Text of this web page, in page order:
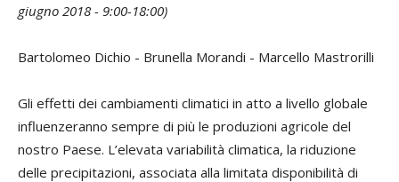
giugno 2018 - 9:00-18:00)
Bartolomeo Dichio - Brunella Morandi - Marcello Mastrorilli
Gli effetti dei cambiamenti climatici in atto a livello globale
influenzeranno sempre di più le produzioni agricole del
nostro Paese. L’elevata variabilità climatica, la riduzione
delle precipitazioni, associata alla limitata disponibilità di